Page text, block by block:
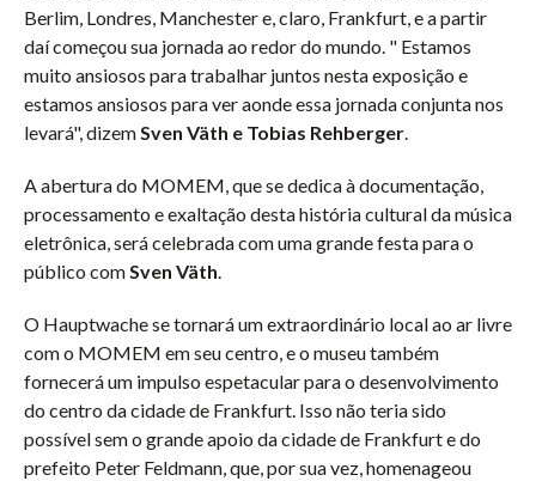
Berlim, Londres, Manchester e, claro, Frankfurt, e a partir
daí começou sua jornada ao redor do mundo. " Estamos
muito ansiosos para trabalhar juntos nesta exposição e
estamos ansiosos para ver aonde essa jornada conjunta nos
levará", dizemSven Väth e Tobias Rehberger.
A abertura do MOMEM, que se dedica à documentação,
processamento e exaltação desta história cultural da música
eletrônica, será celebrada com uma grande festa para o
público comSven Väth.
O Hauptwache se tornará um extraordinário local ao ar livre
com o MOMEM em seu centro, e o museu também
fornecerá um impulso espetacular para o desenvolvimento
do centro da cidade de Frankfurt. Isso não teria sido
possível sem o grande apoio da cidade de Frankfurt e do
prefeito Peter Feldmann, que, por sua vez, homenageou